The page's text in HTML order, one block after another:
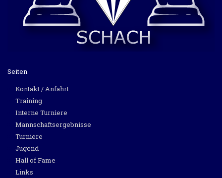
Seiten
Kontakt / Anfahrt
Training
Interne Turniere
Mannschaftsergebnisse
Turniere
Jugend
Hall of Fame
Links